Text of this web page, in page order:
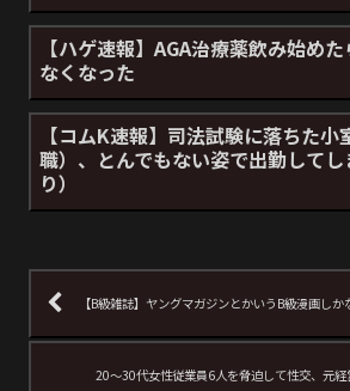
【ハゲ速報】AGA治療薬飲み始め
なくなった
【コムK速報】司法試験に落ちた小
職）、とんでもない姿で出勤してし
り）
【B級雑誌】ヤングマガジンとかいうB級漫画し
20～30代女性従業員6人を脅迫して性交、元